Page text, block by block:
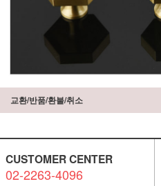
교환/반품/환불/취소
CUSTOMER CENTER
02-2263-4096